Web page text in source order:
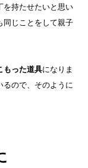
を持たせたいと思い
同じことをして親子
もった道具になりま
るので、そのように